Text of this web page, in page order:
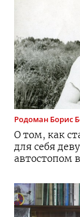
Родоман Борис
О том, как
для себя
автостопом